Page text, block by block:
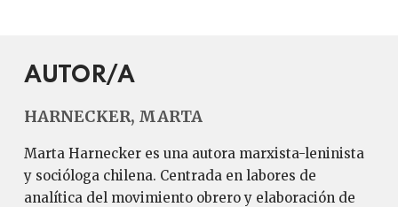
AUTOR/A
HARNECKER, MARTA
Marta Harnecker es una autora marxista-leninista
y socióloga chilena. Centrada en labores de
analítica del movimiento obrero y elaboración de